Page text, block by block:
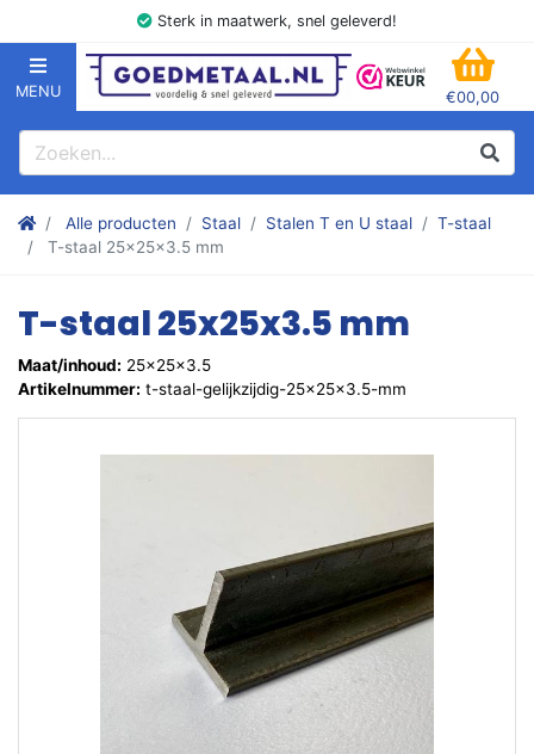
Sterk in maatwerk, snel geleverd!
MENU
GOEDMETAAL.NL
€00,00
Zoeken
Zoek
Stalen kokers, hoekstaal, Balk, Buizen Plat, Strippen, Plaat en
Alle producten Staal Stalen T en U staal
T-staal
T-staal 25x25x3.5 mm
T-staal 25x25x3.5 mm
Maat/inhoud: 25x25x3.5
Artikelnummer: t-staal-gelijkzijdig-25x25x3.5-mm